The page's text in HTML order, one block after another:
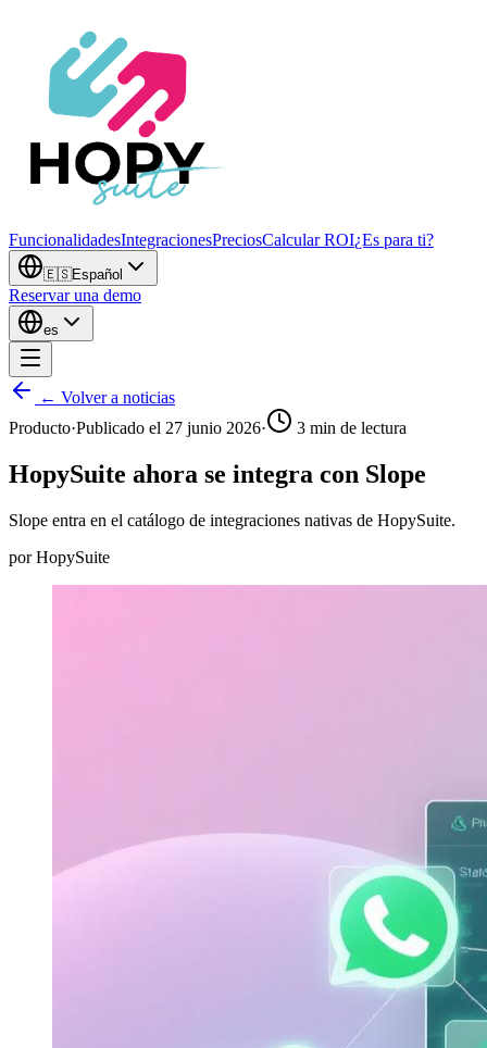
FuncionalidadesIntegracionesPreciosCalcular ROI¿Es para ti?
🇪🇸Español
Reservar una demo
es
← Volver a noticias
Producto·Publicado el 27 junio 2026· 3 min de lectura
HopySuite ahora se integra con Slope
Slope entra en el catálogo de integraciones nativas de HopySuite.
por HopySuite